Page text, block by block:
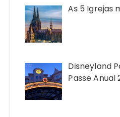
As 5 Igrejas
Disneyland
Passe Anual